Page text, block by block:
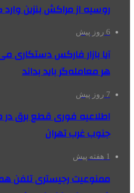
روسیه از مراکش بنزین وارد
6 روز پیش
آیا بازار فارکس
هر معامله‌گر باید بداند
7 روز پیش
اطلاعیه فوری قطع برق در
جنوب غرب تهران
1 هفته پیش
ممنوعیت رجیستری تلفن